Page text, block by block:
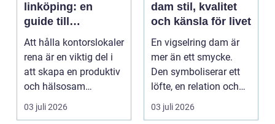
linköping: en
guide till
professionell
städning
Att hålla kontorslokaler
rena är en viktig del i
att skapa en produktiv
och hälsosam
arbetsmiljö. En...
03 juli 2026
dam stil, kvalitet
och känsla för livet
En vigselring dam är
mer än ett smycke.
Den symboliserar ett
löfte, en relation och
en gemensam fram...
03 juli 2026